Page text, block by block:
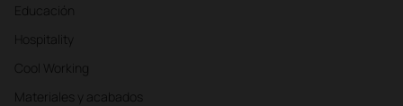
Educación
Hospitality
Cool Working
Materiales y acabados